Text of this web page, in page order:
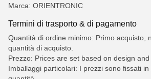
Marca: ORIENTRONIC
Termini di trasporto & di pagamento
Quantità di ordine minimo: Primo acquisto,
quantità di acquisto.
Prezzo: Prices are set based on design and
Imballaggi particolari: I prezzi sono fissati